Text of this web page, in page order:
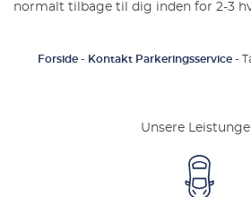
normalt tilbage til dig inden for 2-3
Forside- Kontakt Parkeringsservice-
Unsere
Parkeringskontrol
Om os